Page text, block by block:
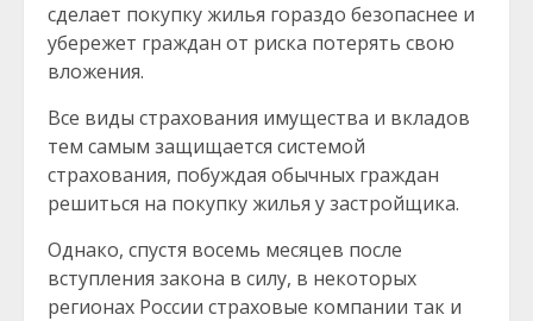
сделает покупку жилья гораздо безопаснее и
убережет граждан от риска потерять свою
вложения.
Все виды страхования имущества и вкладов
тем самым защищается системой
страхования, побуждая обычных граждан
решиться на покупку жилья у застройщика.
Однако, спустя восемь месяцев после
вступления закона в силу, в некоторых
регионах России страховые компании так и